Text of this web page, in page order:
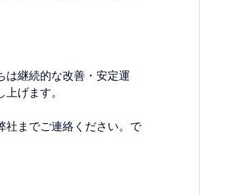
は継続的な改善・安定運
げます。
社までご連絡ください。で